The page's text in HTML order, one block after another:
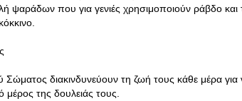
ψαράδων που για γενιές χρησιμοποιούν ράβδο και
Σώματος διακινδυνεύουν τη ζωή τους κάθε μέρα
μέρος της δουλειάς τους.